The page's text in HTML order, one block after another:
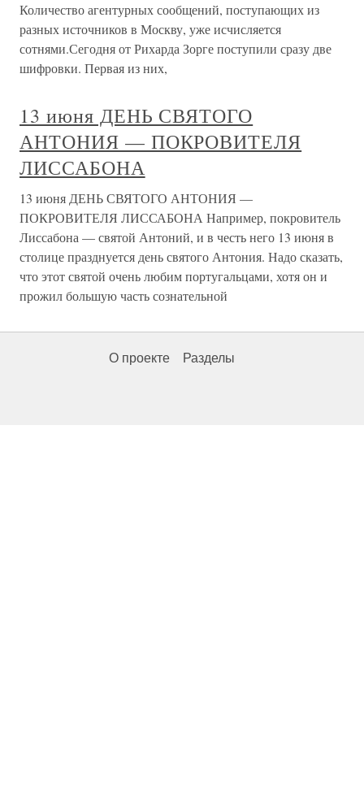
Количество агентурных сообщений, поступающих из
разных источников в Москву, уже исчисляется
сотнями.Сегодня от Рихарда Зорге поступили сразу две
шифровки. Первая из них,
13 июня ДЕНЬ СВЯТОГО
АНТОНИЯ — ПОКРОВИТЕЛЯ
ЛИССАБОНА
13 июня ДЕНЬ СВЯТОГО АНТОНИЯ —
ПОКРОВИТЕЛЯ ЛИССАБОНА Например, покровитель
Лиссабона — святой Антоний, и в честь него 13 июня в
столице празднуется день святого Антония. Надо сказать,
что этот святой очень любим португальцами, хотя он и
прожил большую часть сознательной
О проекте Разделы